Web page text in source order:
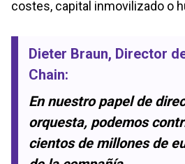
costes, capital inmovilizado o
Dieter Braun, Director
Chain:
En nuestro papel de
orquesta, podemos
cientos de millones de